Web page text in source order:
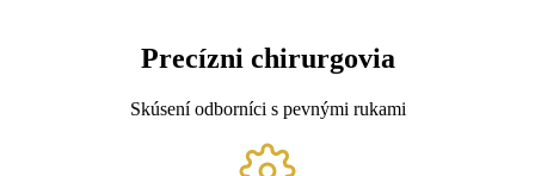
Precízni chirurgovia
Skúsení odborníci s pevnými rukami